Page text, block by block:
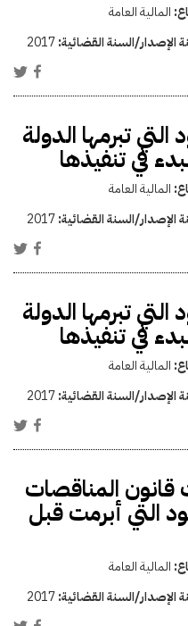
المالية العامة
الإصدار/السنة القضائية:2017
تبرمها الدولة
في تنفيذها
المالية العامة
الإصدار/السنة القضائية:2017
تبرمها الدولة
في تنفيذها
المالية العامة
الإصدار/السنة القضائية:2017
قانون المناقصات
التي أبرمت قبل
المالية العامة
الإصدار/السنة القضائية:2017